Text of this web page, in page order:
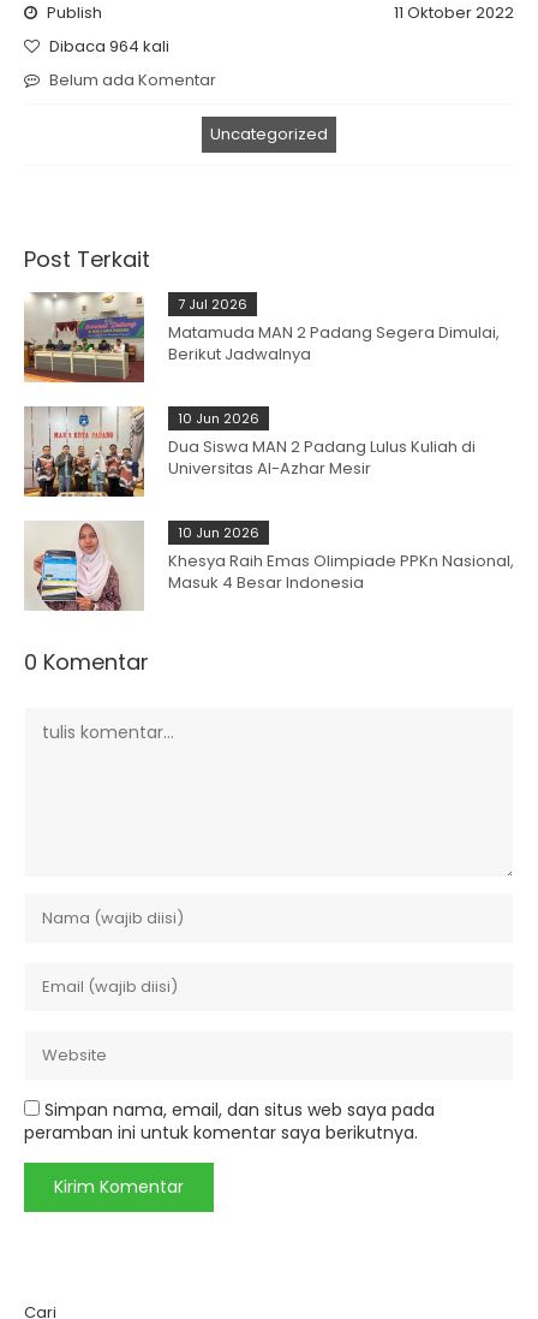
Publish
11 Oktober 2022
Dibaca 964 kali
Belum ada Komentar
Uncategorized
Post Terkait
7 Jul 2026
Matamuda MAN 2 Padang Segera Dimulai,
Berikut Jadwalnya
10 Jun 2026
Dua Siswa MAN 2 Padang Lulus Kuliah di
Universitas Al-Azhar Mesir
10 Jun 2026
Khesya Raih Emas Olimpiade PPKn Nasional,
Masuk 4 Besar Indonesia
0 Komentar
Simpan nama, email, dan situs web saya pada
peramban ini untuk komentar saya berikutnya.
Cari